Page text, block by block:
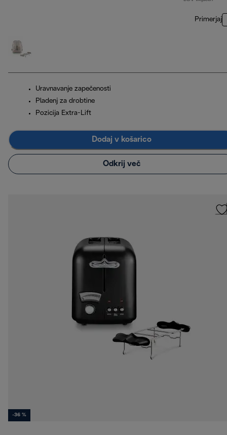
Primerjaj
Uravnavanje zapečenosti
Pladenj za drobtine
Pozicija Extra-Lift
Dodaj v košarico
Odkrij več
-36 %